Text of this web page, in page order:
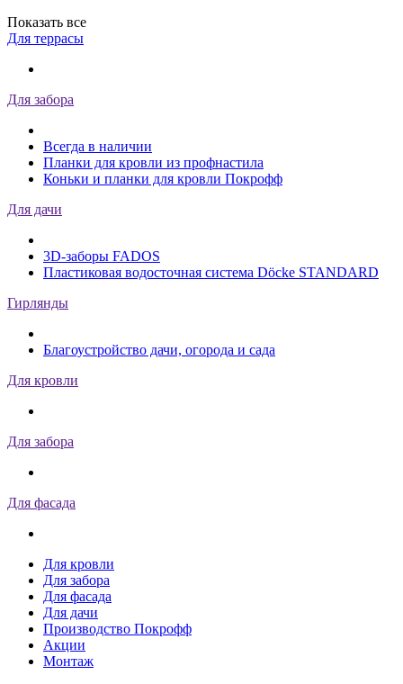
Показать все
Для террасы
Для забора
Всегда в наличии
Планки для кровли из профнастила
Коньки и планки для кровли Покрофф
Для дачи
3D-заборы FADOS
Пластиковая водосточная система Döcke STANDARD
Гирлянды
Благоустройство дачи, огорода и сада
Для кровли
Для забора
Для фасада
Для кровли
Для забора
Для фасада
Для дачи
Производство Покрофф
Акции
Монтаж